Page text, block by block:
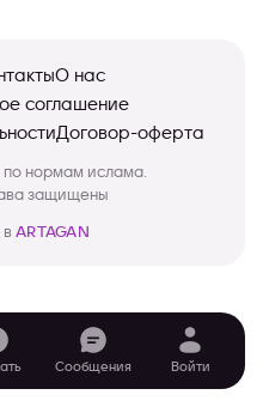
О нас
соглашение
Договор-оферта
по нормам ислама.
защищены
в ARTAGAN
Сообщения Войти